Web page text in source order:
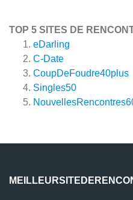
TOP 5 SITES DE
eDarling
C-Date
CoupDeFoudre40plus
Singles50